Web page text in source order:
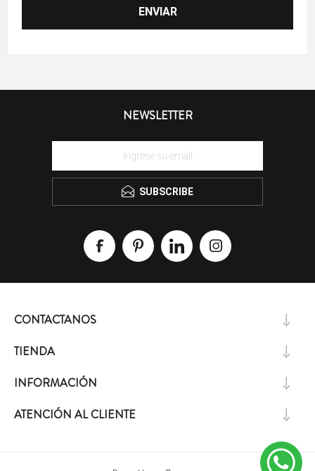
NEWSLETTER
SUBSCRIBE
CONTACTANOS
TIENDA
INFORMACIÓN
ATENCIÓN AL CLIENTE